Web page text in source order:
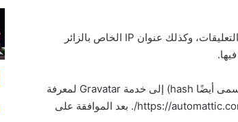
عندما يترك الزائرون تعليقاتهم على الموقع، نجمع البيانات الموضحة في نموذج التعليقات، وكذلك عنوان IP الخاص بالزائر
قد يتم توفير سلسلة مجهولة المصدر تم إنشاؤها من عنوان بريدك الإلكتروني (وتسمى أيضًا hash) إلى خدمة Gravatar لمعرفة
ما إذا كنت تستخدمها. سياسة خصوصية خدمة Gravatar متوفرة هنا: https://automattic.com/privacy/. بعد الموافقة على